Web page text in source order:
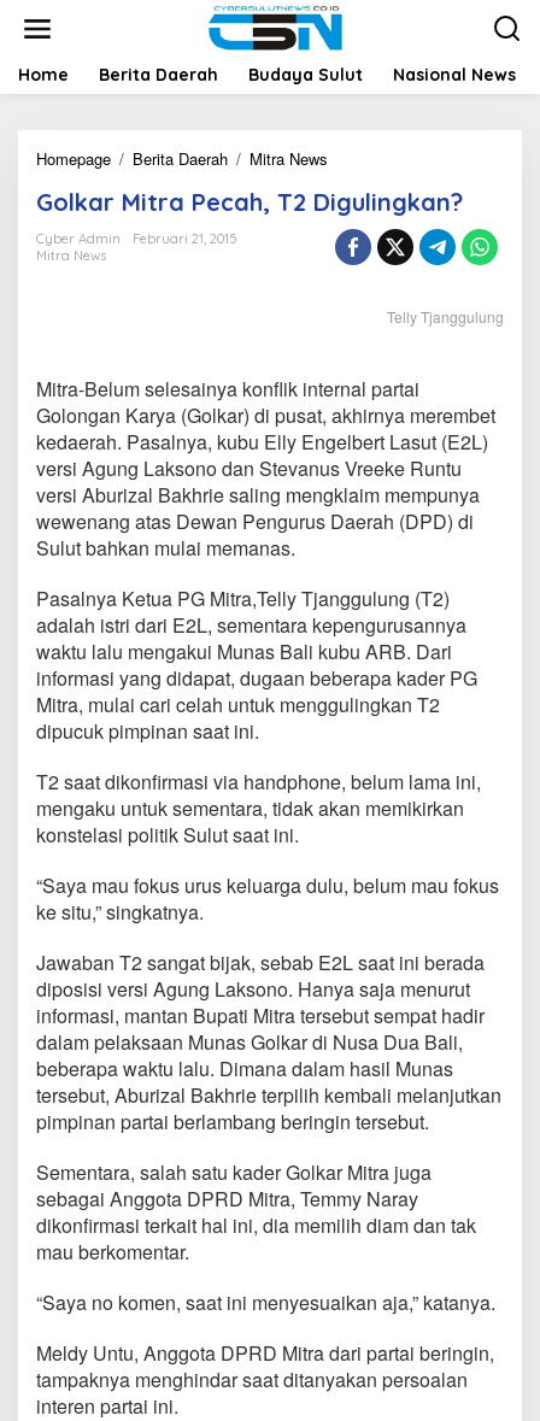
t
Home Berita Daerah Budaya Sulut Nasional News
Homepage / Berita Daerah / Mitra News
l
a
P
e
c
a
h
,
T
i
g
u
l
i
n
g
n
?
Golkar Mitra Pecah, T2 Digulingkan?
Cyber Admin
Februari 21, 2015
Mitra News
Telly Tjanggulung
Mitra-Belum selesainya konflik internal partai
Golongan Karya (Golkar) di pusat, akhirnya merembet
kedaerah. Pasalnya, kubu Elly Engelbert Lasut (E2L)
versi Agung Laksono dan Stevanus Vreeke Runtu
versi Aburizal Bakhrie saling mengklaim mempunya
wewenang atas Dewan Pengurus Daerah (DPD) di
Sulut bahkan mulai memanas.
Pasalnya Ketua PG Mitra,Telly Tjanggulung (T2)
adalah istri dari E2L, sementara kepengurusannya
waktu lalu mengakui Munas Bali kubu ARB. Dari
informasi yang didapat, dugaan beberapa kader PG
Mitra, mulai cari celah untuk menggulingkan T2
dipucuk pimpinan saat ini.
T2 saat dikonfirmasi via handphone, belum lama ini,
mengaku untuk sementara, tidak akan memikirkan
konstelasi politik Sulut saat ini.
“Saya mau fokus urus keluarga dulu, belum mau fokus
ke situ,” singkatnya.
Jawaban T2 sangat bijak, sebab E2L saat ini berada
diposisi versi Agung Laksono. Hanya saja menurut
informasi, mantan Bupati Mitra tersebut sempat hadir
dalam pelaksaan Munas Golkar di Nusa Dua Bali,
beberapa waktu lalu. Dimana dalam hasil Munas
tersebut, Aburizal Bakhrie terpilih kembali melanjutkan
pimpinan partai berlambang beringin tersebut.
Sementara, salah satu kader Golkar Mitra juga
sebagai Anggota DPRD Mitra, Temmy Naray
dikonfirmasi terkait hal ini, dia memilih diam dan tak
mau berkomentar.
“Saya no komen, saat ini menyesuaikan aja,” katanya.
Meldy Untu, Anggota DPRD Mitra dari partai beringin,
tampaknya menghindar saat ditanyakan persoalan
interen partai ini.